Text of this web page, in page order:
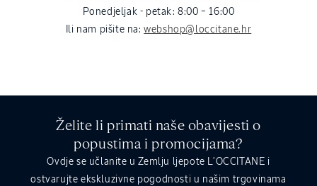
Ponedjeljak - petak: 8:00 – 16:00
Ili nam pišite na:webshop@loccitane.hr
Želite li primati naše obavijesti o
popustima i promocijama?
Ovdje se učlanite u Zemlju ljepote L’OCCITANE i
ostvarujte ekskluzivne pogodnosti u našim trgovinama